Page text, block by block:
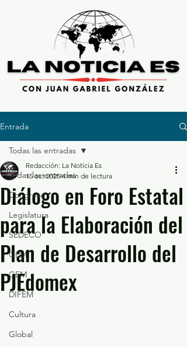
Entrada
Todas las entradas
Congreso
Legislatura
SEDECO
GEM
GEM
DIFEM
Cultura
Global
Todas las entradas
Diálogo en Foro Estatal
para la Elaboración del
Plan de Desarrollo del
PJEdomex
Redacción: La Noticia Es
15 oct 2025 4 min de lectura